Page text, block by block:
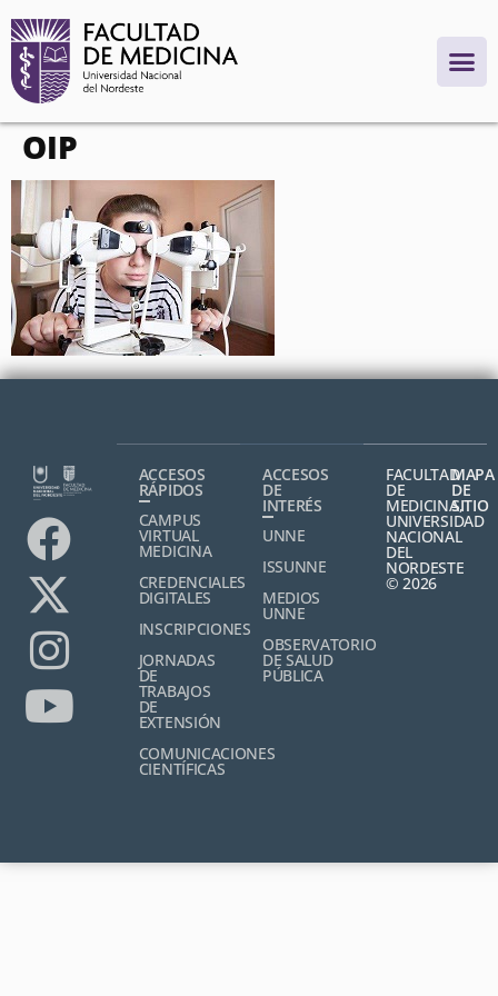
contenido
OIP
ACCESOS
RÁPIDOS
CAMPUS
VIRTUAL
MEDICINA
CREDENCIALES
DIGITALES
INSCRIPCIONES
JORNADAS
DE
TRABAJOS
DE
EXTENSIÓN
COMUNICACIONES
CIENTÍFICAS
ACCESOS
DE
INTERÉS
UNNE
ISSUNNE
MEDIOS
UNNE
OBSERVATORIO
DE SALUD
PÚBLICA
FACULTAD
DE
MEDICINA,
UNIVERSIDAD
NACIONAL
DEL
NORDESTE
© 2026
MAPA
DE
SITIO